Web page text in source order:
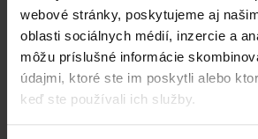
webové stránky, poskytujeme aj
oblasti sociálnych médií, inzercie a
môžu príslušné informácie
údajmi, ktoré ste im poskytli alebo
keď ste používali ich služby.
Ružomberok -
Podsuchá
všetky miesta kde jesť a piť